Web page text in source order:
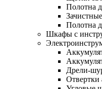
Полотна
Полотна
Шкафы с
Дрели-
Отвертки